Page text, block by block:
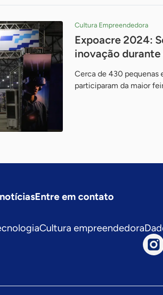
Cultura Empreendedora
Expoacre 2024:
inovação durante
Cerca de 430 pequenas
participaram da maior
notíciasEntre em contato
Cultura empreendedora